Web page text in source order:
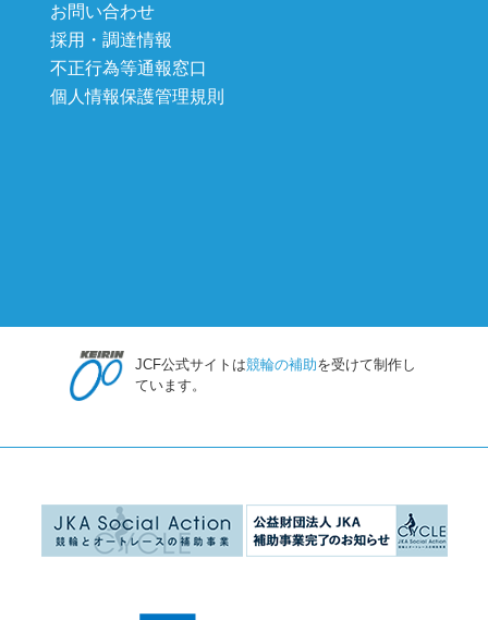
お問い合わせ
採用・調達情報
不正行為等通報窓口
個人情報保護管理規則
JCF公式サイトは競輪の補助を受けて制作し
ています。